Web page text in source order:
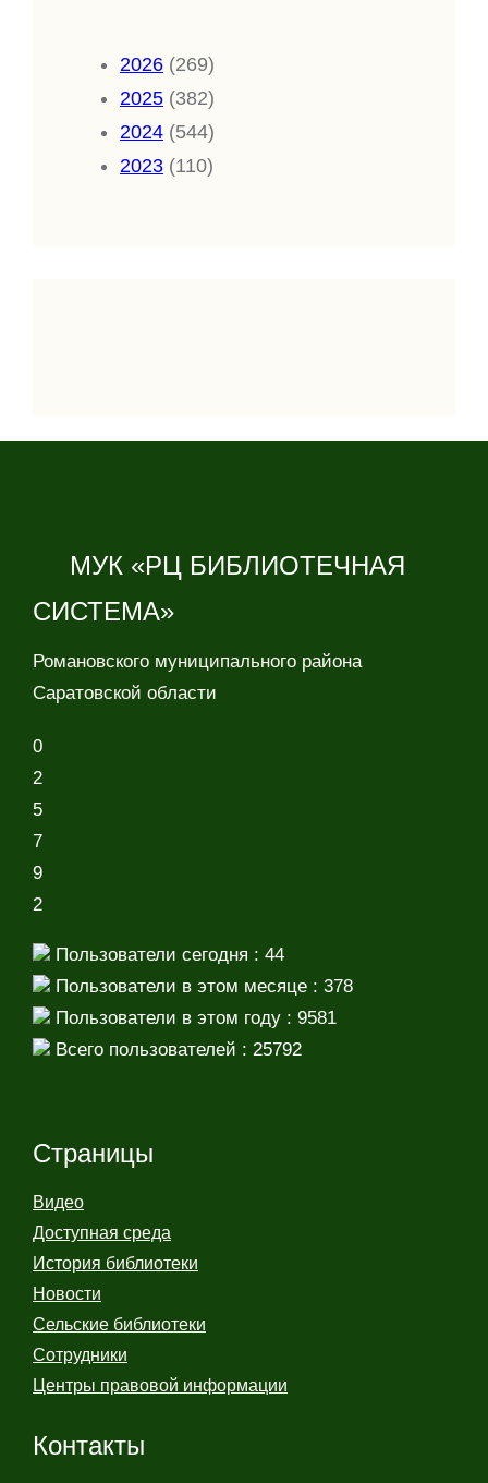
2026 (269)
2025 (382)
2024 (544)
2023 (110)
МУК «РЦ БИБЛИОТЕЧНАЯ
СИСТЕМА»
Романовского муниципального района
Саратовской области
0
2
5
7
9
2
Пользователи сегодня : 44
Пользователи в этом месяце : 378
Пользователи в этом году : 9581
Всего пользователей : 25792
Страницы
Видео
Доступная среда
История библиотеки
Новости
Сельские библиотеки
Сотрудники
Центры правовой информации
Контакты